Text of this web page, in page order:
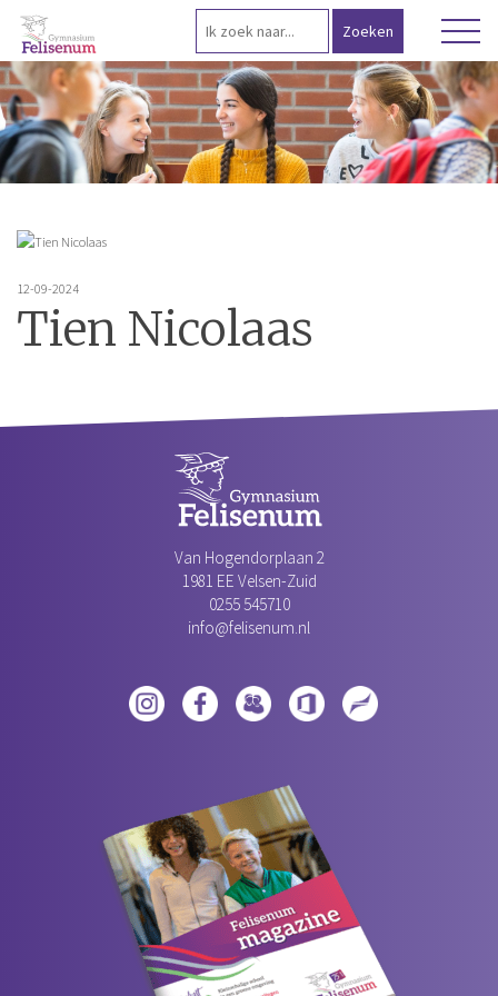
12-09-2024
Tien Nicolaas
Van Hogendorplaan 2
1981 EE Velsen-Zuid‎
0255 545710
info@felisenum.nl